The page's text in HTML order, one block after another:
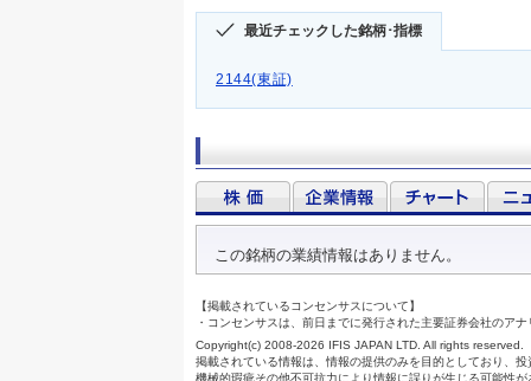
最近チェックした銘柄･指標
2144(東証)